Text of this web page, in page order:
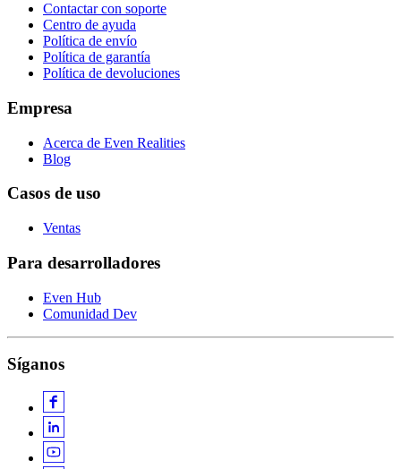
Contactar con soporte
Centro de ayuda
Política de envío
Política de garantía
Política de devoluciones
Empresa
Acerca de Even Realities
Blog
Casos de uso
Ventas
Para desarrolladores
Even Hub
Comunidad Dev
Síganos